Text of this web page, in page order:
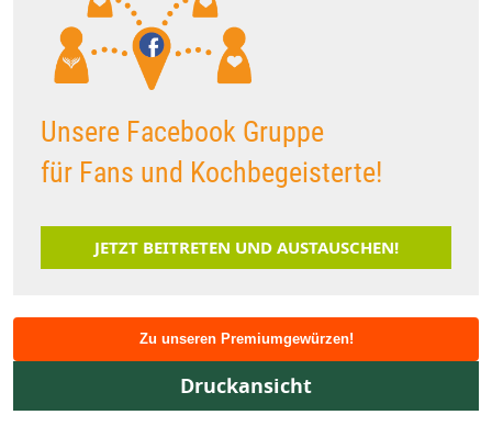
Unsere Facebook Gruppe
für Fans und Kochbegeisterte!
JETZT BEITRETEN UND AUSTAUSCHEN!
Zu unseren Premiumgewürzen!
Druckansicht